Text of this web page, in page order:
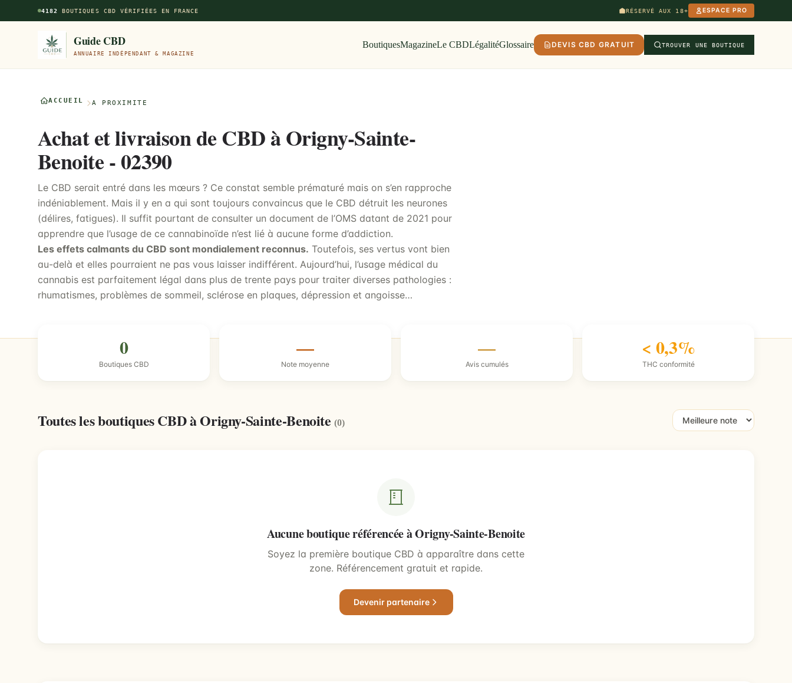
Aller au contenu principal
4182 BOUTIQUES CBD VÉRIFIÉES EN FRANCE RÉSERVÉ AUX 18+ ESPACE PRO
Guide CBD
ANNUAIRE INDÉPENDANT & MAGAZINE
BoutiquesMagazineLe CBDLégalitéGlossaire DEVIS CBD GRATUIT TROUVER UNE BOUTIQUE
ACCUEIL À PROXIMITÉ
Achat et livraison de CBD à Origny-Sainte-
Benoite - 02390
Le CBD serait entré dans les mœurs ? Ce constat semble prématuré mais on s’en rapproche
indéniablement. Mais il y en a qui sont toujours convaincus que le CBD détruit les neurones
(délires, fatigues). Il suffit pourtant de consulter un document de l’OMS datant de 2021 pour
apprendre que l’usage de ce cannabinoïde n’est lié à aucune forme d’addiction.
Les effets calmants du CBD sont mondialement reconnus. Toutefois, ses vertus vont bien
au-delà et elles pourraient ne pas vous laisser indifférent. Aujourd’hui, l’usage médical du
cannabis est parfaitement légal dans plus de trente pays pour traiter diverses pathologies :
rhumatismes, problèmes de sommeil, sclérose en plaques, dépression et angoisse…
0
Boutiques CBD
—
Note moyenne
—
Avis cumulés
< 0,3%
THC conformité
Toutes les boutiques CBD à Origny-Sainte-Benoite(0)
Aucune boutique référencée à Origny-Sainte-Benoite
Soyez la première boutique CBD à apparaître dans cette
zone. Référencement gratuit et rapide.
Devenir partenaire